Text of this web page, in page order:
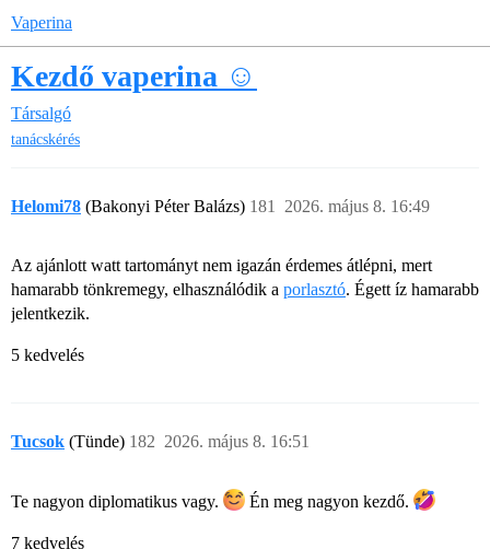
Vaperina
Kezdő vaperina ☺️
Társalgó
tanácskérés
Helomi78 (Bakonyi Péter Balázs) 2026. május 8. 16:49
181
Az ajánlott watt tartományt nem igazán érdemes átlépni, mert
hamarabb tönkremegy, elhasználódik a porlasztó. Égett íz hamarabb
jelentkezik.
5 kedvelés
Tucsok (Tünde) 2026. május 8. 16:51
182
Te nagyon diplomatikus vagy. Én meg nagyon kezdő.
7 kedvelés